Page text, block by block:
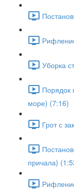
Уборка
Порядок
море) (7:16)
Грот с
причала)